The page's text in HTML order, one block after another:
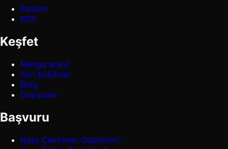
İletişim
RSS
Keşfet
Manga arşivi
Son bölümler
Blog
Duyurular
Başvuru
Nasıl Çevirmen Olabilirim?